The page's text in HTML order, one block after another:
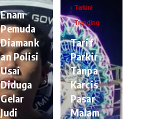
Enam
Pemuda
Diamank
an Polisi
Usai
Diduga
Gelar
Judi
Terkini
Trending
Tarif
Parkir
Tanpa
Karcis
Pasar
Malam